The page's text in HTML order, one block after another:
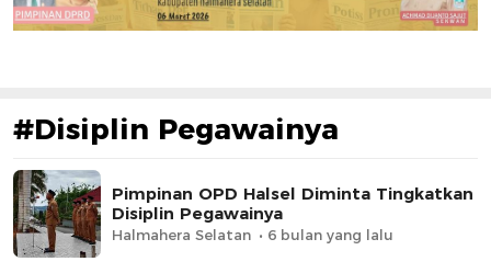
#Disiplin Pegawainya
Pimpinan OPD Halsel Diminta Tingkatkan
Disiplin Pegawainya
Halmahera Selatan 6 bulan yang lalu